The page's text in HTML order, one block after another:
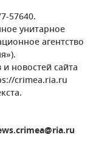
57640.
унитарное
агентство
новостей сайта
crimea.ria.ru